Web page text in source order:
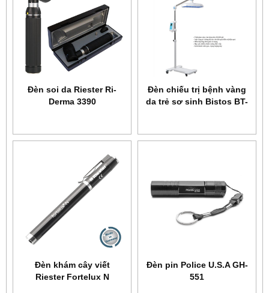
Đèn soi da Riester Ri-
Derma 3390
Đèn chiếu trị bệnh vàng
da trẻ sơ sinh Bistos BT-
Đèn khám cây viết
Riester Fortelux N
Đèn pin Police U.S.A GH-
551